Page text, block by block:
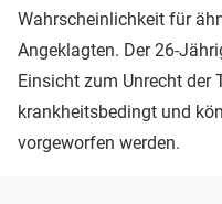
Wahrscheinlichkeit für
Angeklagten. Der 26-
Einsicht zum Unrecht der
krankheitsbedingt und
vorgeworfen werden.